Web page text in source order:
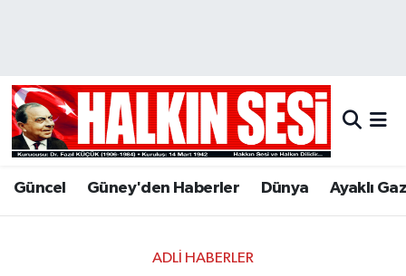
Güncel Güney'den Haberler Dünya Ayaklı
ADLI HABERLER
Hava Durumu
Trafik Durumu
Tüm Manşetler